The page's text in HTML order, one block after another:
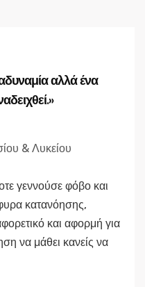
αλλά ένα
& Λυκείου
γεννούσε φόβο και
κατανόησης,
και αφορμή για
να μάθει κανείς να